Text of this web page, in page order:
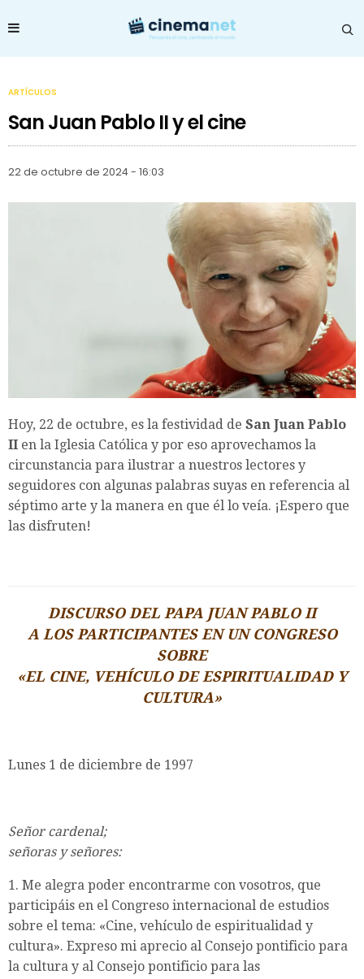
ARTÍCULOS
San Juan Pablo II y el cine
22 de octubre de 2024 - 16:03
Hoy, 22 de octubre, es la festividad de San Juan Pablo
II en la Iglesia Católica y por eso aprovechamos la
circunstancia para ilustrar a nuestros lectores y
seguidores con algunas palabras suyas en referencia al
séptimo arte y la manera en que él lo veía. ¡Espero que
las disfruten!
DISCURSO DEL PAPA JUAN PABLO II
A LOS PARTICIPANTES EN UN CONGRESO
SOBRE
«EL CINE, VEHÍCULO DE ESPIRITUALIDAD Y
CULTURA»
Lunes 1 de diciembre de 1997
Señor cardenal;
señoras y señores:
1. Me alegra poder encontrarme con vosotros, que
participáis en el Congreso internacional de estudios
sobre el tema: «Cine, vehículo de espiritualidad y
cultura». Expreso mi aprecio al Consejo pontificio para
la cultura y al Consejo pontificio para las